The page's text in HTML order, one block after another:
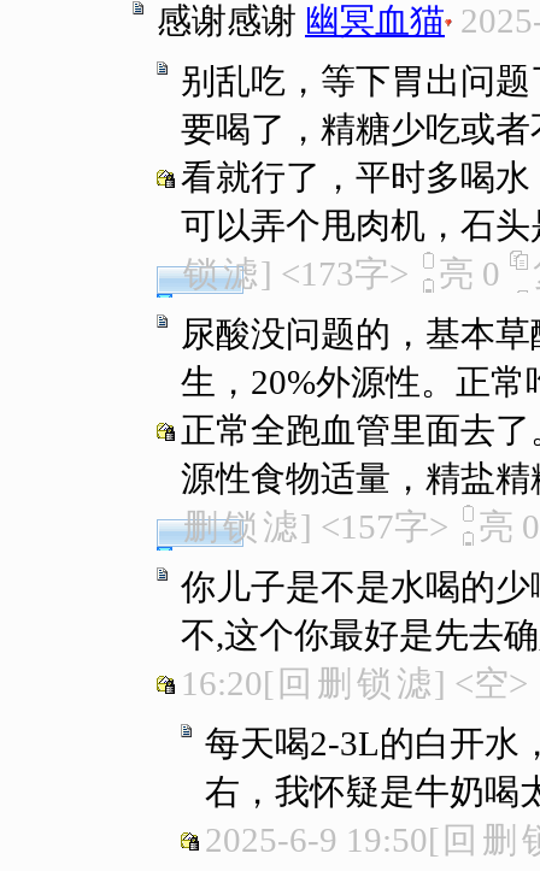
感谢感谢 幽冥血猫
别乱吃，等下胃出问
要喝了，精糖少吃或
看就行了，平时多喝
可以弄个甩肉机，石
锁滤] <173字> 亮 0
尿酸没问题的，基本
生，20%外源性。正
正常全跑血管里面去
源性食物适量，精盐
删锁 滤] <157字> 亮 0
你儿子是不是水喝的
不,这个你最好是先去
16:20[ 回 删 锁 滤] <空>
每天喝2-3L的白开水
右，我怀疑是牛奶喝
2025-6-9 19:50[ 回 删